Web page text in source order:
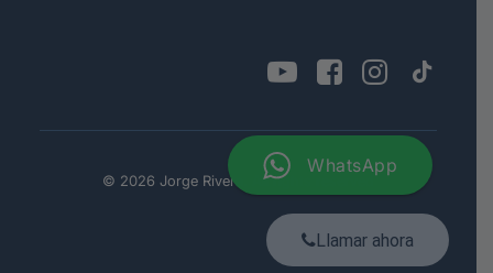
© 2026 Jorge Rivera. All rights reserved
Llamar ahora
WhatsApp